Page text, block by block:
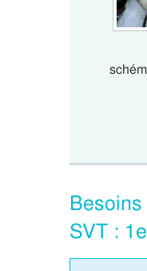
SVT :